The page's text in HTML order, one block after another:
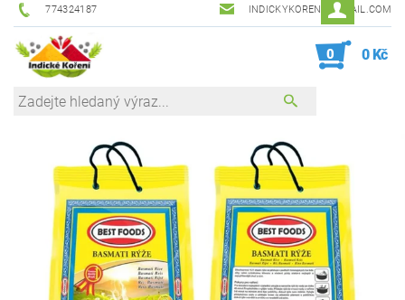
774324187 INDICKYKORENI@GMAIL.COM
0 0 Kč